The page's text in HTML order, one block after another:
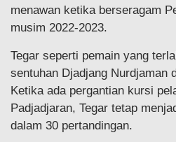
menawan ketika berseragam
musim 2022-2023.
Tegar seperti pemain yang
sentuhan Djadjang Nurdjaman
Ketika ada pergantian kursi
Padjadjaran, Tegar tetap
dalam 30 pertandingan.